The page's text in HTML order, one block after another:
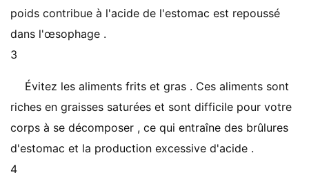
poids contribue à l'acide de l'estomac est repoussé
dans l'œsophage .
3
Évitez les aliments frits et gras . Ces aliments sont
riches en graisses saturées et sont difficile pour votre
corps à se décomposer , ce qui entraîne des brûlures
d'estomac et la production excessive d'acide .
4